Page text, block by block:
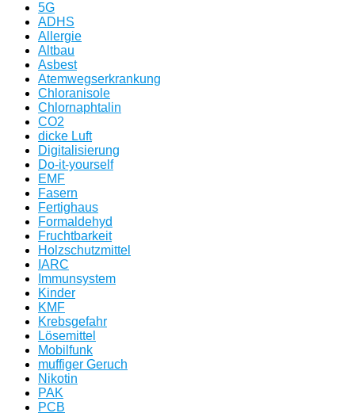
5G
ADHS
Allergie
Altbau
Asbest
Atemwegserkrankung
Chloranisole
Chlornaphtalin
CO2
dicke Luft
Digitalisierung
Do-it-yourself
EMF
Fasern
Fertighaus
Formaldehyd
Fruchtbarkeit
Holzschutzmittel
IARC
Immunsystem
Kinder
KMF
Krebsgefahr
Lösemittel
Mobilfunk
muffiger Geruch
Nikotin
PAK
PCB